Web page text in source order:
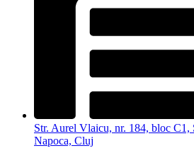
Str. Aurel Vlaicu, nr. 184, bloc C1,
Napoca, Cluj